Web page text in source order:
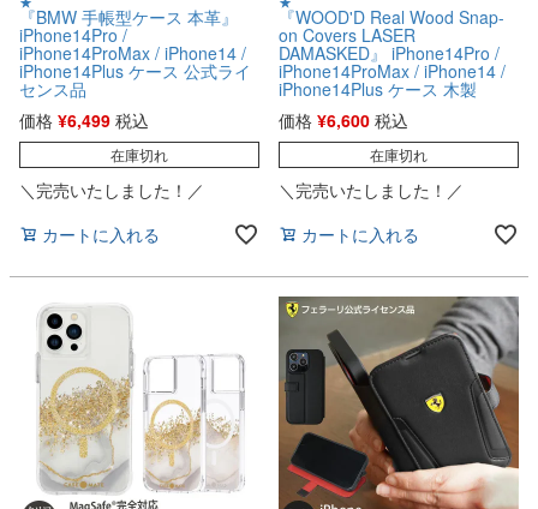
『BMW 手帳型ケース 本革』
iPhone14Pro /
iPhone14ProMax / iPhone14 /
iPhone14Plus ケース 公式ライ
センス品
価格 ¥6,499 税込
在庫切れ
＼完売いたしました！／
カートに入れる
『WOOD'D Real Wood Snap-
on Covers LASER
DAMASKED』 iPhone14Pro /
iPhone14ProMax / iPhone14 /
iPhone14Plus ケース 木製
価格 ¥6,600 税込
在庫切れ
＼完売いたしました！／
カートに入れる